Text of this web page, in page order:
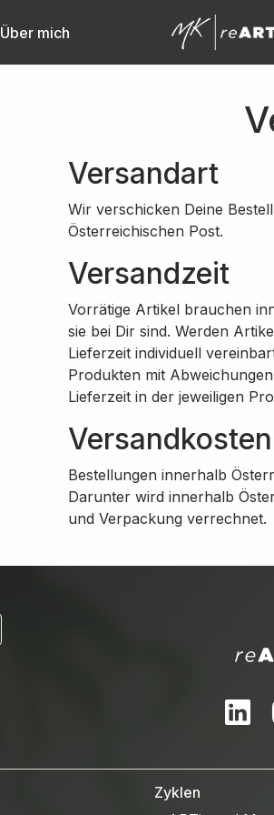
Über mich
Versandart
Wir verschicken Deine
Österreichischen Post.
Versandzeit
Vorrätige Artikel brauchen
sie bei Dir sind. Werden
Lieferzeit individuell
Produkten mit
Lieferzeit in der jeweiligen
Versandkosten
Bestellungen innerhalb
Darunter wird innerhalb
und Verpackung verrechnet.
Zyklen